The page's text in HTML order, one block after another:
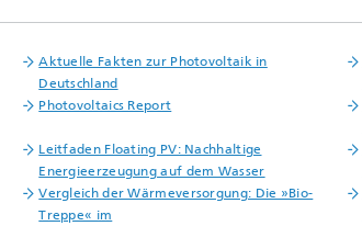
Aktuelle Fakten zur Photovoltaik in
Deutschland
Photovoltaics Report
Leitfaden Floating PV: Nachhaltige
Energieerzeugung auf dem Wasser
Vergleich der Wärmeversorgung: Die »Bio-
Treppe« im